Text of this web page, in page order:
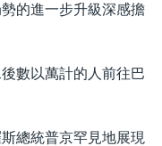
的進一步升級深感擔
數以萬計的人前往巴
總統普京罕見地展現